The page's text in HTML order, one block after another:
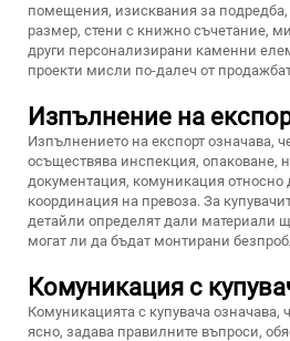
помещения, изисквания за
размер, стени с книжно съчетание,
други персонализирани каменни
проекти мисли по-далеч от
Изпълнение на
Изпълнението на експорт означава,
осъществява инспекция, опаковане,
документация, комуникация относно
координация на превоза. За
детайли определят дали материали
могат ли да бъдат монтирани
Комуникация с
Комуникацията с купувача означава,
ясно, задава правилните въпроси,